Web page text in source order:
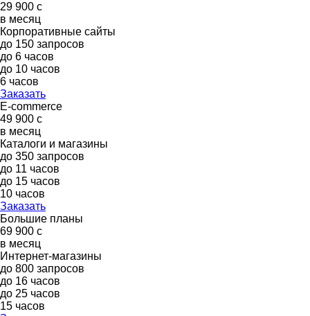
29 900 c
в месяц
Корпоративные сайты
до 150 запросов
до 6 часов
до 10 часов
6 часов
Заказать
E-commerce
49 900 c
в месяц
Каталоги и магазины
до 350 запросов
до 11 часов
до 15 часов
10 часов
Заказать
Большие планы
69 900 c
в месяц
Интернет-магазины
до 800 запросов
до 16 часов
до 25 часов
15 часов